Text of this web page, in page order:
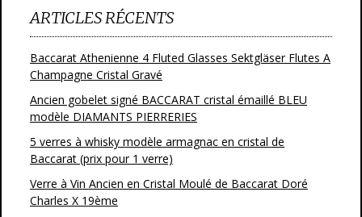
ARTICLES RÉCENTS
Baccarat Athenienne 4 Fluted Glasses Sektgläser Flutes A
Champagne Cristal Gravé
Ancien gobelet signé BACCARAT cristal émaillé BLEU
modèle DIAMANTS PIERRERIES
5 verres à whisky modèle armagnac en cristal de
Baccarat (prix pour 1 verre)
Verre à Vin Ancien en Cristal Moulé de Baccarat Doré
Charles X 19ème